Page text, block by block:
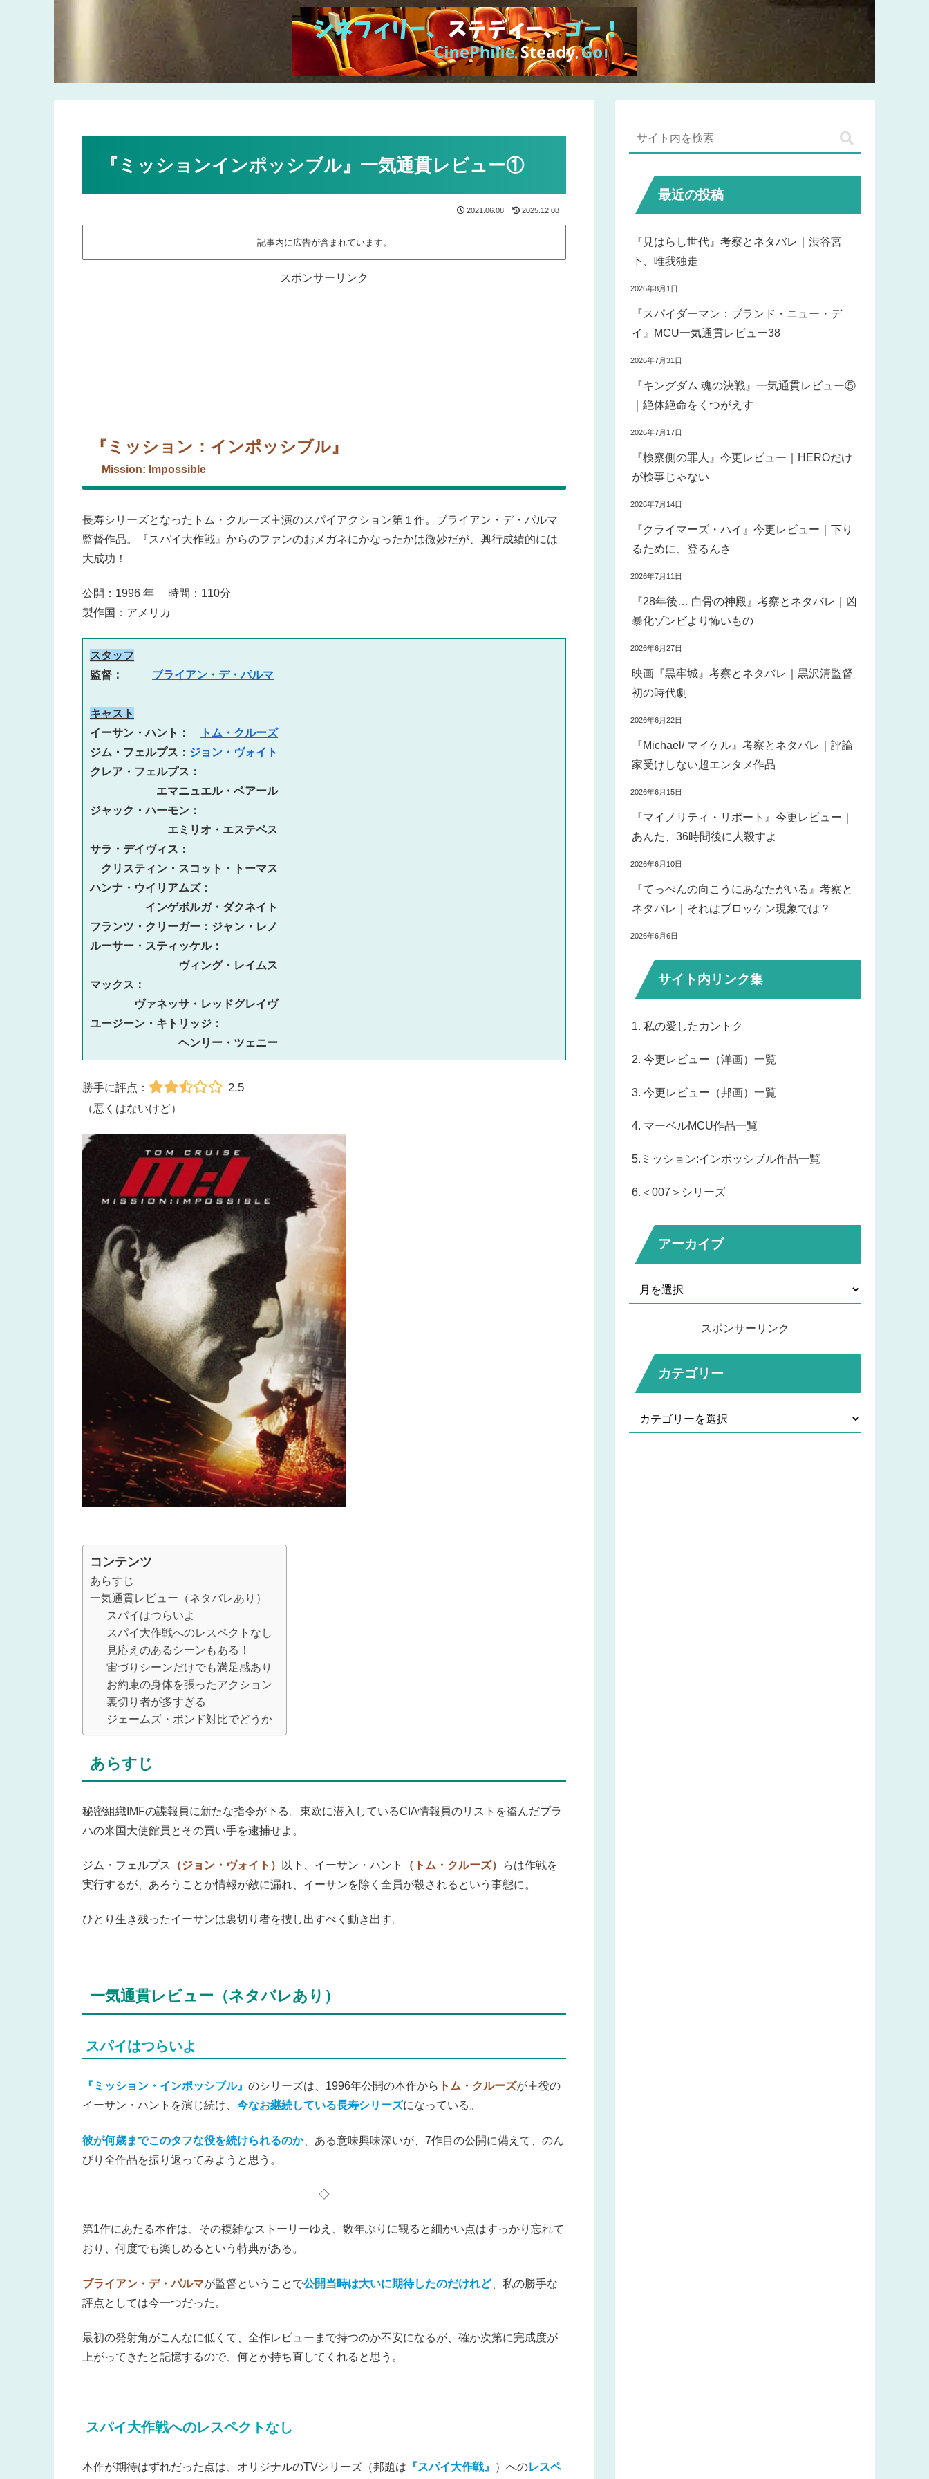
『ミッションインポッシブル』一気通貫レビュー①
2021.06.08 2025.12.08
記事内に広告が含まれています。
スポンサーリンク
『ミッション：インポッシブル』
Mission: Impossible
長寿シリーズとなったトム・クルーズ主演のスパイアクション第１作。ブライアン・デ・パルマ
監督作品。『スパイ大作戦』からのファンのおメガネにかなったかは微妙だが、興行成績的には
大成功！
公開：1996 年 時間：110分
製作国：アメリカ
スタッフ
監督： ブライアン・デ・パルマ
キャスト
イーサン・ハント：
トム・クルーズ
ジム・フェルプス： ジョン・ヴォイト
クレア・フェルプス：
エマニュエル・ベアール
ジャック・ハーモン：
エミリオ・エステベス
サラ・デイヴィス：
クリスティン・スコット・トーマス
ハンナ・ウイリアムズ：
インゲボルガ・ダクネイト
フランツ・クリーガー：ジャン・レノ
ルーサー・スティッケル：
ヴィング・レイムス
マックス：
ヴァネッサ・レッドグレイヴ
ユージーン・キトリッジ：
ヘンリー・ツェニー
勝手に評点： 2.5
（悪くはないけど）
コンテンツ
あらすじ
一気通貫レビュー（ネタバレあり）
スパイはつらいよ
スパイ大作戦へのレスペクトなし
見応えのあるシーンもある！
宙づりシーンだけでも満足感あり
お約束の身体を張ったアクション
裏切り者が多すぎる
ジェームズ・ボンド対比でどうか
あらすじ
秘密組織IMFの諜報員に新たな指令が下る。東欧に潜入しているCIA情報員のリストを盗んだプラ
ハの米国大使館員とその買い手を逮捕せよ。
ジム・フェルプス （ジョン・ヴォイト） 以下、イーサン・ハント （トム・クルーズ）
らは作戦を
実行するが、あろうことか情報が敵に漏れ、イーサンを除く全員が殺されるという事態に。
ひとり生き残ったイーサンは裏切り者を捜し出すべく動き出す。
一気通貫レビュー（ネタバレあり）
スパイはつらいよ
『ミッション・インポッシブル』 のシリーズは、1996年公開の本作から トム・クルーズが主役の
イーサン・ハントを演じ続け、 今なお継続している長寿シリーズになっている。
彼が何歳までこのタフな役を続けられるのか、ある意味興味深いが、7作目の公開に備えて、のん
びり全作品を振り返ってみようと思う。
◇
第1作にあたる本作は、その複雑なストーリーゆえ、数年ぶりに観ると細かい点はすっかり忘れて
おり、何度でも楽しめるという特典がある。
ブライアン・デ・パルマが監督ということで公開当時は大いに期待したのだけれど、私の勝手な
評点としては今一つだった。
最初の発射角がこんなに低くて、全作レビューまで持つのか不安になるが、確か次第に完成度が
上がってきたと記憶するので、何とか持ち直してくれると思う。
スパイ大作戦へのレスペクトなし
本作が期待はずれだった点は、オリジナルのTVシリーズ（邦題は 『スパイ大作戦』 ）へのレスペ
最近の投稿
『見はらし世代』考察とネタバレ｜渋谷宮
下、唯我独走
2026年8月1日
『スパイダーマン：ブランド・ニュー・デ
イ』MCU一気通貫レビュー38
2026年7月31日
『キングダム 魂の決戦』一気通貫レビュー⑤
｜絶体絶命をくつがえす
2026年7月17日
『検察側の罪人』今更レビュー｜HEROだけ
が検事じゃない
2026年7月14日
『クライマーズ・ハイ』今更レビュー｜下り
るために、登るんさ
2026年7月11日
『28年後… 白骨の神殿』考察とネタバレ｜凶
暴化ゾンビより怖いもの
2026年6月27日
映画『黒牢城』考察とネタバレ｜黒沢清監督
初の時代劇
2026年6月22日
『Michael/ マイケル』考察とネタバレ｜評論
家受けしない超エンタメ作品
2026年6月15日
『マイノリティ・リポート』今更レビュー｜
あんた、36時間後に人殺すよ
2026年6月10日
『てっぺんの向こうにあなたがいる』考察と
ネタバレ｜それはブロッケン現象では？
2026年6月6日
サイト内リンク集
1. 私の愛したカントク
2. 今更レビュー（洋画）一覧
3. 今更レビュー（邦画）一覧
4. マーベルMCU作品一覧
5.ミッション:インポッシブル作品一覧
6.＜007＞シリーズ
アーカイブ
スポンサーリンク
カテゴリー